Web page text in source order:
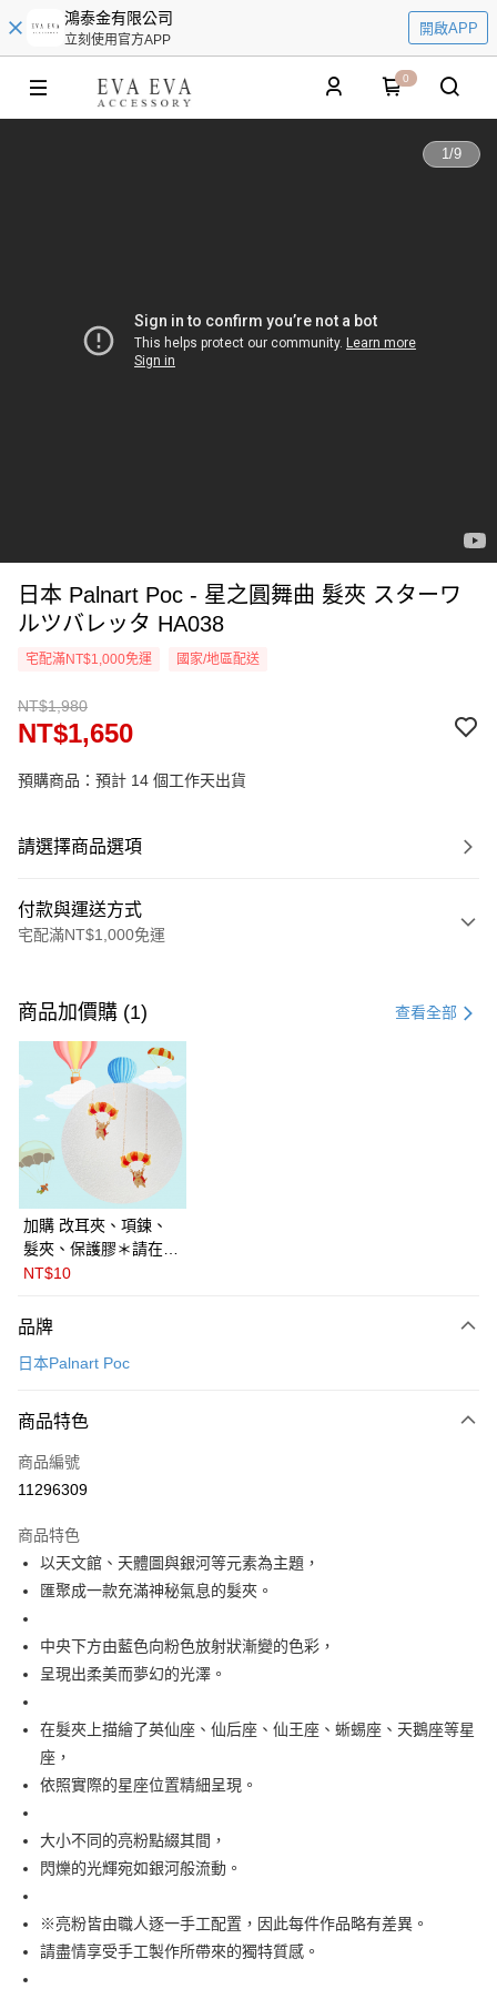
鴻泰金有限公司
立刻使用官方APP
開啟APP
0
1/9
日本 Palnart Poc - 星之圓舞曲 髮夾 スターワ
ルツバレッタ HA038
宅配滿NT$1,000免運 國家/地區配送
NT$1,980
NT$1,650
預購商品：預計 14 個工作天出貨
請選擇商品選項
付款與運送方式
宅配滿NT$1,000免運
信用卡一次付款
信用卡分期付款
3 期 0 利率 每期NT$550
合作金庫商業銀行
華南商業銀行
上海商業儲蓄銀行
國泰世華商業銀行
臺灣中小企業銀行
匯豐（台灣）商業銀行
聯邦商業銀行
元大商業銀行
台新國際商業銀行
台灣樂天信用卡公司
6 期 0 利率 每期 NT$275
合作金庫商業銀行
華南商業銀行
上海商業儲蓄銀行
國泰世華商業銀行
臺灣中小企業銀行
匯豐（台灣）商業銀行
元大商業銀行
玉山商業銀行
台新國際商業銀行
LINE Pay
悠遊付
Google Pay
全盈+PAY
ATM付款
運送方式
付款後全家取貨
每筆NT$60
付款後萊爾富取貨
每筆NT$60
付款後7-11取貨
宅配
每筆NT$60，滿NT$1,000(含以上)免運費
海外配送 查看運費
商品加價購 (1) 查看全部
加購 改耳夾、項鍊、
髮夾、保護膠＊請在訂
單備註商品及欲修改的
PalnartPoc + 🇬🇧英國
FABLE 寓言
NT$10
品牌
日本Palnart Poc
商品特色
商品編號
11296309
商品特色
以天文館、天體圖與銀河等元素為主題，
匯聚成一款充滿神秘氣息的髮夾。
中央下方由藍色向粉色放射狀漸變的色彩，
呈現出柔美而夢幻的光澤。
在髮夾上描繪了英仙座、仙后座、仙王座、蜥蜴座、天鵝座等星
座，
依照實際的星座位置精細呈現。
大小不同的亮粉點綴其間，
閃爍的光輝宛如銀河般流動。
※亮粉皆由職人逐一手工配置，因此每件作品略有差異。
請盡情享受手工製作所帶來的獨特質感。